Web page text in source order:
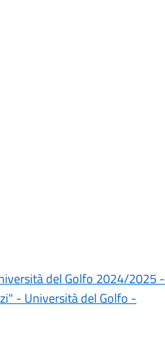
del Golfo 2024/2025 -
- Università del Golfo -